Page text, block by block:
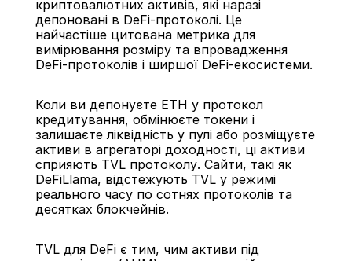
Назад
криптовалютних активів, які наразі
депоновані в DeFi-протоколі. Це
найчастіше цитована метрика для
вимірювання розміру та впровадження
DeFi-протоколів і ширшої DeFi-екосистеми.
Коли ви депонуєте ETH у протокол
кредитування, обмінюєте токени і
залишаєте ліквідність у пулі або розміщуєте
активи в агрегаторі доходності, ці активи
сприяють TVL протоколу. Сайти, такі як
DeFiLlama, відстежують TVL у режимі
реального часу по сотнях протоколів та
десятках блокчейнів.
TVL для DeFi є тим, чим активи під